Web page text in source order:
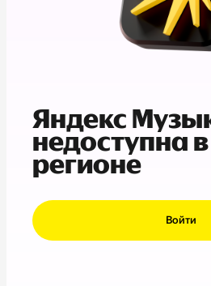
Яндекс
недоступна
регионе
Войти